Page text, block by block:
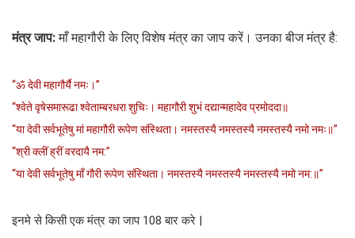
मंत्र जाप:माँ महागौरी के लिए विशेष मंत्र का जाप करें। उनका बीज मंत्र है:
“ॐ देवी महागौर्यै नमः।”
“श्वेते वृषेसमारूढा श्वेताम्बरधरा शुचिः। महागौरी शुभं दद्यान्महादेव प्रमोददा॥
“या देवी सर्वभू‍तेषु मां महागौरी रूपेण संस्थिता। नमस्तस्यै नमस्तस्यै नमस्तस्यै नमो नमः॥”
“श्री क्लीं ह्रीं वरदायै नम:”
“या देवी सर्वभू‍तेषु माँ गौरी रूपेण संस्थिता। नमस्तस्यै नमस्तस्यै नमस्तस्यै नमो नम:॥”
इनमे से किसी एक मंत्र का जाप 108 बार करे |